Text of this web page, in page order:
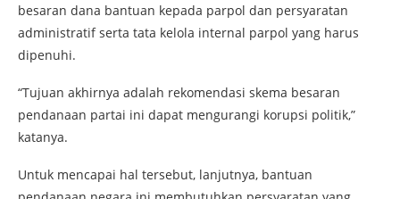
besaran dana bantuan kepada parpol dan persyaratan
administratif serta tata kelola internal parpol yang harus
dipenuhi.
“Tujuan akhirnya adalah rekomendasi skema besaran
pendanaan partai ini dapat mengurangi korupsi politik,”
katanya.
Untuk mencapai hal tersebut, lanjutnya, bantuan